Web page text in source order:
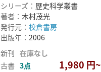
シリーズ： 歴史科学叢書
著者： 木村茂光
発行元： 校倉書房
出版年： 2006
新刊 在庫なし
古書 3点 1,980 円~